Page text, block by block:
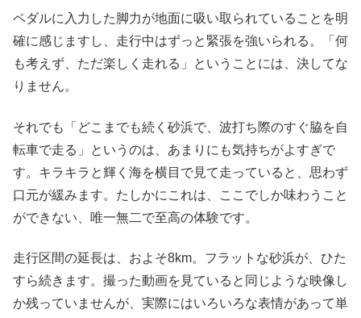
ペダルに入力した脚力が地面に吸い取られていることを明
確に感じますし、走行中はずっと緊張を強いられる。「何
も考えず、ただ楽しく走れる」ということには、決してな
りません。
それでも「どこまでも続く砂浜で、波打ち際のすぐ脇を自
転車で走る」というのは、あまりにも気持ちがよすぎで
す。キラキラと輝く海を横目で見て走っていると、思わず
口元が緩みます。たしかにこれは、ここでしか味わうこと
ができない、唯一無二で至高の体験です。
走行区間の延長は、およそ8km。フラットな砂浜が、ひた
すら続きます。撮った動画を見ていると同じような映像し
か残っていませんが、実際にはいろいろな表情があって単